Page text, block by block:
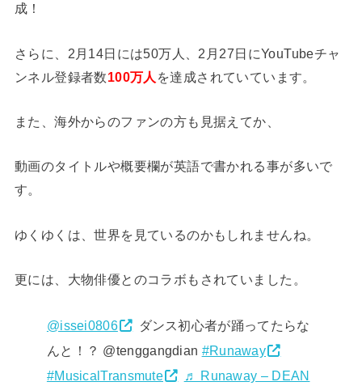
成！
さらに、2月14日には50万人、2月27日にYouTubeチャ
ンネル登録者数100万人 を達成されていています。
また、海外からのファンの方も見据えてか、
動画のタイトルや概要欄が英語で書かれる事が多いで
す。
ゆくゆくは、世界を見ているのかもしれませんね。
更には、大物俳優とのコラボもされていました。
@issei0806
ダンス初心者が踊ってたらな
んと！？ @tenggangdian #Runaway
#MusicalTransmute
♬ Runaway – DEAN